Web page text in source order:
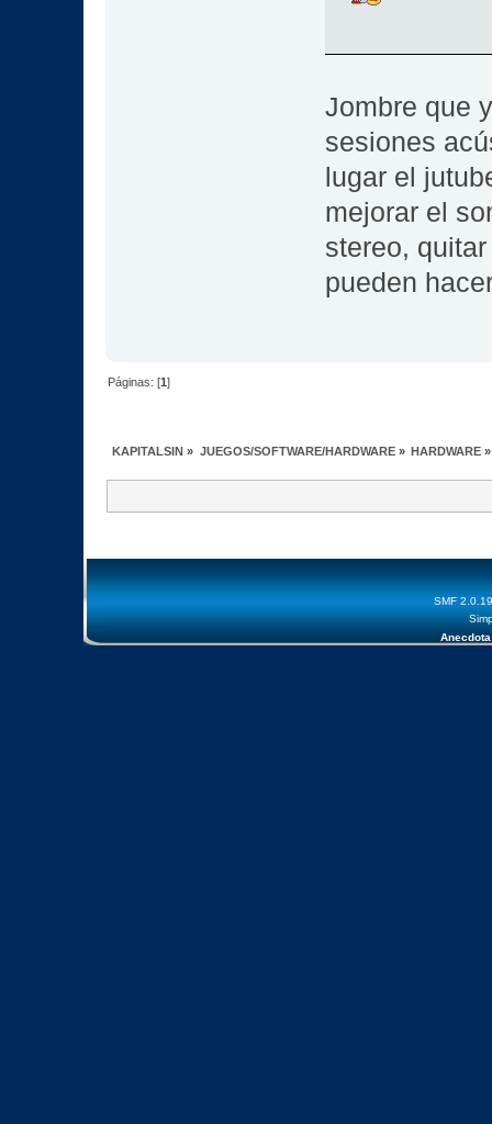
Jombre que
sesiones
lugar el
mejorar el
stereo,
pueden
Páginas: [1]
KAPITALSIN » JUEGOS/SOFTWARE/HARDWARE» HARDWARE»
SMF 2.0.19
Anecdota